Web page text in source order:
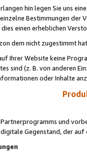
hin legen Sie uns
Bestimmungen der
einen erheblichen
dem nicht zugestimmt
Ihrer Website keine
sind (z. B. von anderen
oder Inhalte
Partnerprogramms und
Gegenstand, der